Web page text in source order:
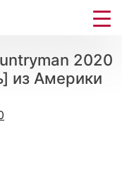
2020
из Америки